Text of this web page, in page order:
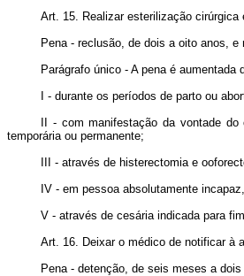
Art. 15. Realizar esterilização
Pena - reclusão, de dois a oito anos,
Parágrafo único - A pena é
I - durante os períodos de parto ou
II - com manifestação da vontade
temporária ou permanente;
III - através de histerectomia e
IV - em pessoa absolutamente
V - através de cesária indicada para
Art. 16. Deixar o médico de notificar à
Pena - detenção, de seis meses a